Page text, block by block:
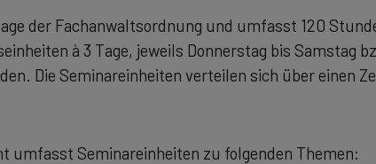
der Fachanwaltsordnung und umfasst 120
à 3 Tage, jeweils Donnerstag bis Samstag
Die Seminareinheiten verteilen sich über einen
umfasst Seminareinheiten zu folgenden Themen: